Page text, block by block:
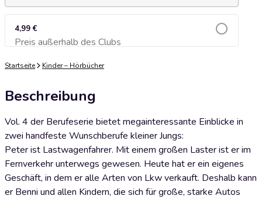
4,99 €
Preis außerhalb des ClubsZum Warenkorb hinzufügen
Startseite Kinder – Hörbücher
Beschreibung
Vol. 4 der Berufeserie bietet megainteressante Einblicke in
zwei handfeste Wunschberufe kleiner Jungs:
Peter ist Lastwagenfahrer. Mit einem großen Laster ist er im
Fernverkehr unterwegs gewesen. Heute hat er ein eigenes
Geschäft, in dem er alle Arten von Lkw verkauft. Deshalb kann
er Benni und allen Kindern, die sich für große, starke Autos